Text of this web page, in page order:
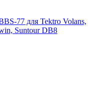
77 для Tektro Volans,
Suntour DB8